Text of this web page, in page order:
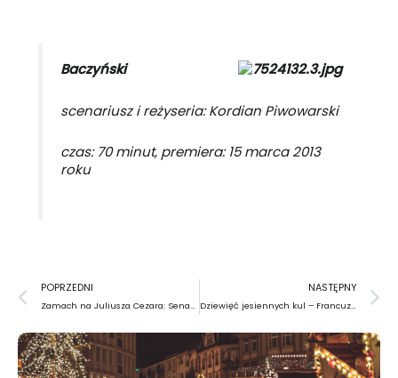
Baczyński
scenariusz i reżyseria: Kordian Piwowarski
czas: 70 minut, premiera: 15 marca 2013
roku
Prev
POPRZEDNI
Zamach na Juliusza Cezara: Senat we krwi
NASTĘPNY
Dziewięć jesiennych kul – Francuz zabija polskiego muzyka